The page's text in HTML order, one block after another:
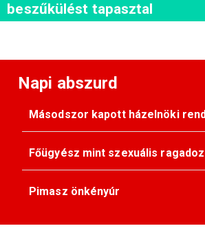
beszűkülést tapasztal
Napi abszurd
Másodszor kapott házelnöki
Főügyész mint szexuális
Pimasz önkényúr